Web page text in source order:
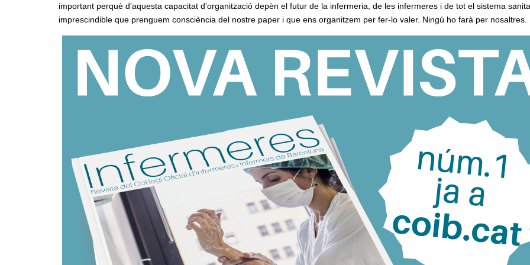
important perquè d’aquesta capacitat d’organització depèn el futur de la infermeria, de les infermeres i de tot el sistema
imprescindible que prenguem consciència del nostre paper i que ens organitzem per fer-lo valer. Ningú ho farà per nosaltres.